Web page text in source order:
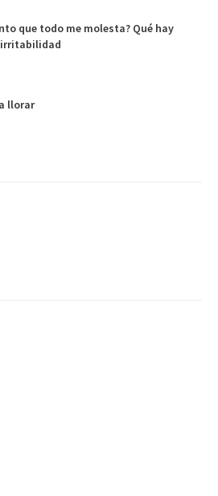
que todo me molesta? Qué hay
irritabilidad
llorar